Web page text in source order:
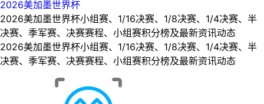
2026美加墨世界杯
2026美加墨世界杯小组赛、1/16决赛、1/8决赛、1/4决赛、半
决赛、季军赛、决赛赛程、小组赛积分榜及最新资讯动态
2026美加墨世界杯小组赛、1/16决赛、1/8决赛、1/4决赛、半
决赛、季军赛、决赛赛程、小组赛积分榜及最新资讯动态